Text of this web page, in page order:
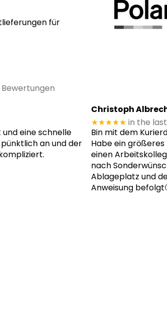
für
eine schnelle
an und der
Christoph
★★★★★ in the
Bin mit dem
Habe ein
einen
nach
Ablageplatz und
Anweisung